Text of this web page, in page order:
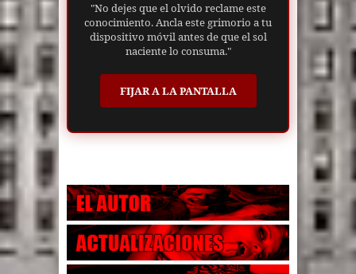
"No dejes que el olvido reclame este
conocimiento. Ancla este grimorio a tu
dispositivo móvil antes de que el sol
naciente lo consuma."
FIJAR A LA PANTALLA